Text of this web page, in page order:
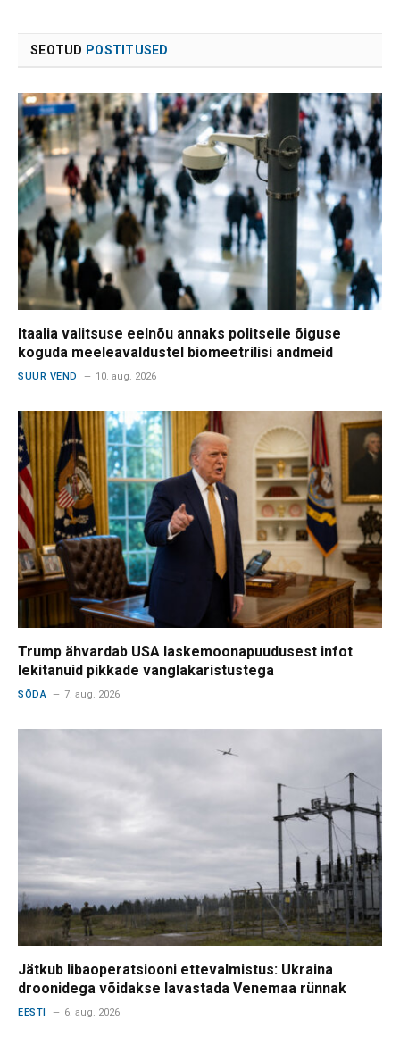
SEOTUD POSTITUSED
Itaalia valitsuse eelnõu annaks politseile õiguse
koguda meeleavaldustel biomeetrilisi andmeid
SUUR VEND 10. aug. 2026
Trump ähvardab USA laskemoonapuudusest infot
lekitanuid pikkade vanglakaristustega
SÕDA 7. aug. 2026
Jätkub libaoperatsiooni ettevalmistus: Ukraina
droonidega võidakse lavastada Venemaa rünnak
EESTI 6. aug. 2026